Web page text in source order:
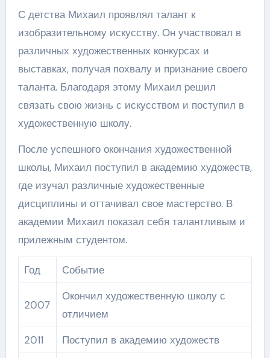
С детства Михаил проявлял талант к
изобразительному искусству. Он участвовал в
различных художественных конкурсах и
выставках, получая похвалу и признание своего
таланта. Благодаря этому Михаил решил
связать свою жизнь с искусством и поступил в
художественную школу.
После успешного окончания художественной
школы, Михаил поступил в академию художеств,
где изучал различные художественные
дисциплины и оттачивал свое мастерство. В
академии Михаил показал себя талантливым и
прилежным студентом.
Год Событие
2007
Окончил художественную школу с
отличием
2011
Поступил в академию художеств